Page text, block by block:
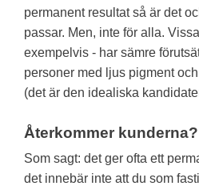
permanent resultat så är det
passar. Men, inte för alla.
exempelvis - har sämre
personer med ljus pigment
(det är den idealiska
Återkommer kunderna?
Som sagt: det ger ofta ett
det innebär inte att du som